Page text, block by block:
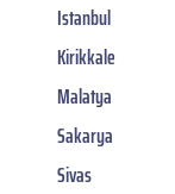
Istanbul
Kirikkale
Malatya
Sakarya
Sivas